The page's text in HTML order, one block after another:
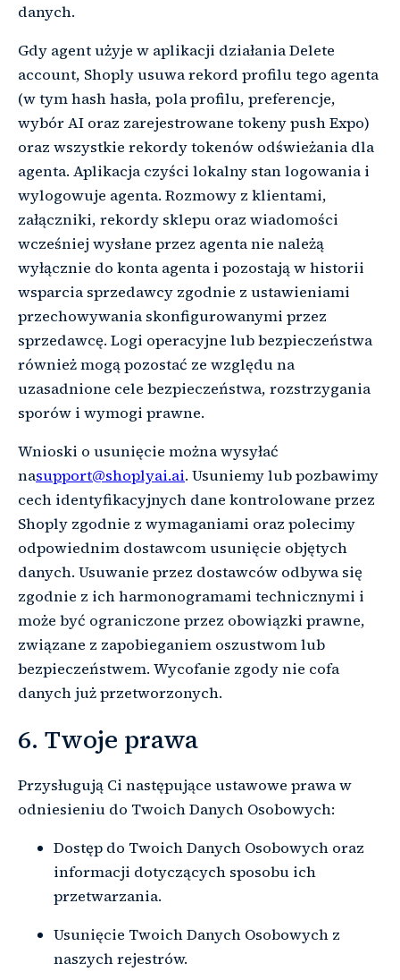
danych.
Gdy agent użyje w aplikacji działania Delete
account, Shoply usuwa rekord profilu tego agenta
(w tym hash hasła, pola profilu, preferencje,
wybór AI oraz zarejestrowane tokeny push Expo)
oraz wszystkie rekordy tokenów odświeżania dla
agenta. Aplikacja czyści lokalny stan logowania i
wylogowuje agenta. Rozmowy z klientami,
załączniki, rekordy sklepu oraz wiadomości
wcześniej wysłane przez agenta nie należą
wyłącznie do konta agenta i pozostają w historii
wsparcia sprzedawcy zgodnie z ustawieniami
przechowywania skonfigurowanymi przez
sprzedawcę. Logi operacyjne lub bezpieczeństwa
również mogą pozostać ze względu na
uzasadnione cele bezpieczeństwa, rozstrzygania
sporów i wymogi prawne.
Wnioski o usunięcie można wysyłać
nasupport@shoplyai.ai. Usuniemy lub pozbawimy
cech identyfikacyjnych dane kontrolowane przez
Shoply zgodnie z wymaganiami oraz polecimy
odpowiednim dostawcom usunięcie objętych
danych. Usuwanie przez dostawców odbywa się
zgodnie z ich harmonogramami technicznymi i
może być ograniczone przez obowiązki prawne,
związane z zapobieganiem oszustwom lub
bezpieczeństwem. Wycofanie zgody nie cofa
danych już przetworzonych.
6. Twoje prawa
Przysługują Ci następujące ustawowe prawa w
odniesieniu do Twoich Danych Osobowych:
Dostęp do Twoich Danych Osobowych oraz
informacji dotyczących sposobu ich
przetwarzania.
Usunięcie Twoich Danych Osobowych z
naszych rejestrów.